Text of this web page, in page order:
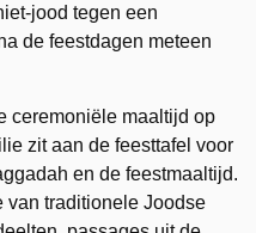
jood tegen een
de feestdagen meteen
ceremoniële maaltijd op
zit aan de feesttafel voor
en de feestmaaltijd.
van traditionele Joodse